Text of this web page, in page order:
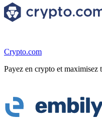
Crypto.com
Payez en crypto et maximisez